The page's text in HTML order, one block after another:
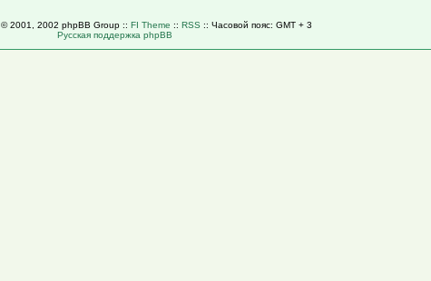
© 2001, 2002 phpBB Group :: FI Theme :: RSS :: Часовой пояс: GMT + 3
Русская поддержка phpBB